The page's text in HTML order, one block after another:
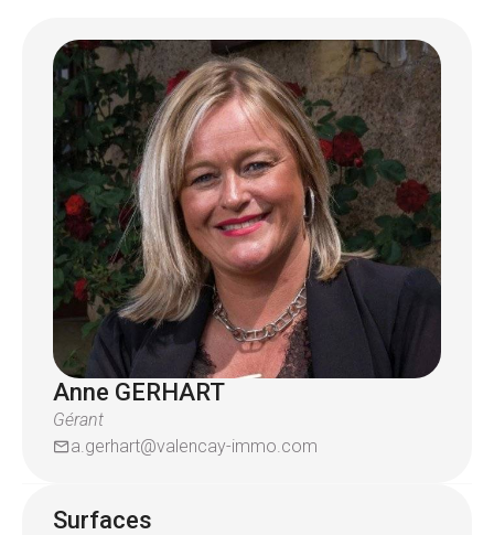
de la Frontière Suisse.
Pour plus de renseignements contactez l'équipe
Valencay au 03.89.46.59.60
Anne GERHART
Gérant
a.gerhart@valencay-immo.com
Surfaces